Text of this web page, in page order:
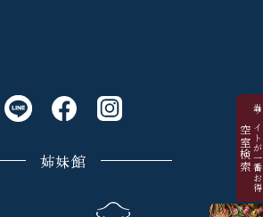
姉妹館 当サイトが一番お得
空室検索